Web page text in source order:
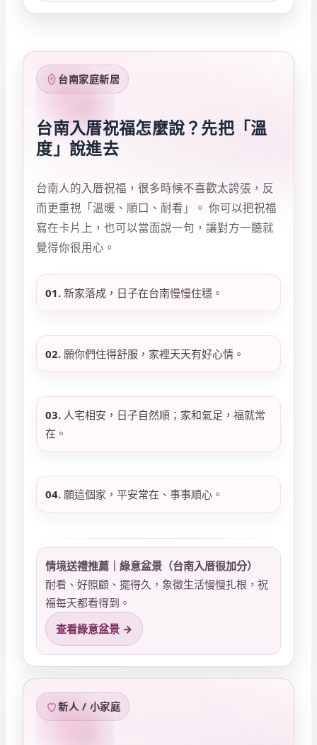
台南家庭新居
台南入厝祝福怎麼說？先把「溫
度」說進去
台南人的入厝祝福，很多時候不喜歡太誇張，反
而更重視「溫暖、順口、耐看」。 你可以把祝福
寫在卡片上，也可以當面說一句，讓對方一聽就
覺得你很用心。
01. 新家落成，日子在台南慢慢住穩。
02. 願你們住得舒服，家裡天天有好心情。
03. 人宅相安，日子自然順；家和氣足，福就常
在。
04. 願這個家，平安常在、事事順心。
情境送禮推薦｜綠意盆景（台南入厝很加分）
耐看、好照顧、擺得久，象徵生活慢慢扎根，祝
福每天都看得到。
查看綠意盆景 →
新人 / 小家庭